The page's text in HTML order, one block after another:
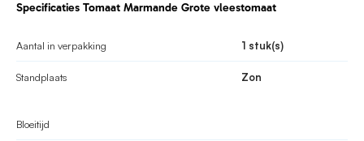
Specificaties Tomaat Marmande Grote vleestomaat
Aantal in verpakking 1 stuk(s)
Standplaats Zon
Bloeitijd